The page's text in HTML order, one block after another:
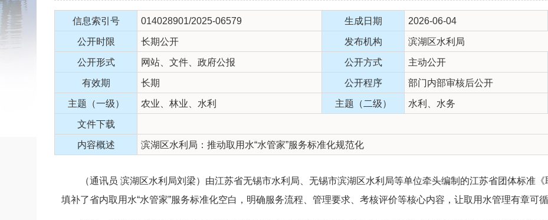
信息索引号 014028901/2025-06579 生成日期 2026-06-04
公开时限 长期公开 发布机构 滨湖区水利局
公开形式 网站、文件、政府公报 公开方式 主动公开
有效期 长期 公开程序 部门内部审核后公开
主题（一级） 农业、林业、水利 主题（二级） 水利、水务
文件下载
内容概述 滨湖区水利局：推动取用水“水管家”服务标准化规范化
（通讯员 滨湖区水利局刘梁）由江苏省无锡市水利局、无锡市滨湖区水利局等单位牵头编制的江苏省团体标准《
填补了省内取用水“水管家”服务标准化空白，明确服务流程、管理要求、考核评价等核心内容，让取用水管理有章可